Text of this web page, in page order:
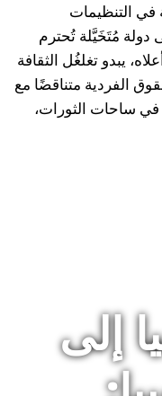
في التنظيمات
دولة مُتَخَيَّلة تُحترم
يبدو تغلغُل الثقافة
الفردية متناقضًا مع
في ساحات الثورات،
إلى